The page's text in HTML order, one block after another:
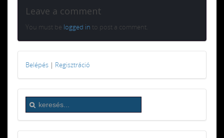
Leave a comment
You must be logged in to post a comment.
Belépés | Regisztráció